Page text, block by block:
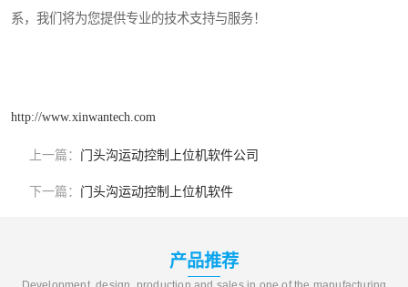
系，我们将为您提供专业的技术支持与服务！
http://www.xinwantech.com
上一篇： 门头沟运动控制上位机软件公司
下一篇： 门头沟运动控制上位机软件
产品推荐